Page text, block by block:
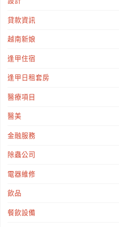
貸款資訊
越南新娘
逢甲住宿
逢甲日租套房
醫療項目
醫美
金融服務
除蟲公司
電器維修
飲品
餐飲設備